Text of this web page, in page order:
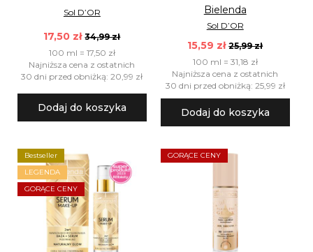
Sol D’OR
17,50 zł 34,99 zł
100 ml = 17,50 zł
Najniższa cena z ostatnich
30 dni przed obniżką: 20,99 zł
Dodaj do koszyka
Bielenda
Sol D’OR
15,59 zł 25,99 zł
100 ml = 31,18 zł
Najniższa cena z ostatnich
30 dni przed obniżką: 25,99 zł
Dodaj do koszyka
Bestseller
LEGENDA
GORĄCE CENY
GORĄCE CENY